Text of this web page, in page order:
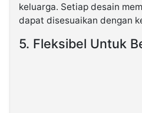
keluarga. Setiap desain
dapat disesuaikan dengan
5. Fleksibel Untuk